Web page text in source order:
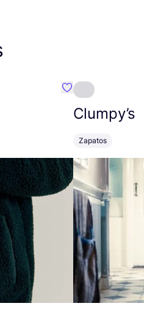
Favoritos {nombre}
Clumpy’s
Zapatos